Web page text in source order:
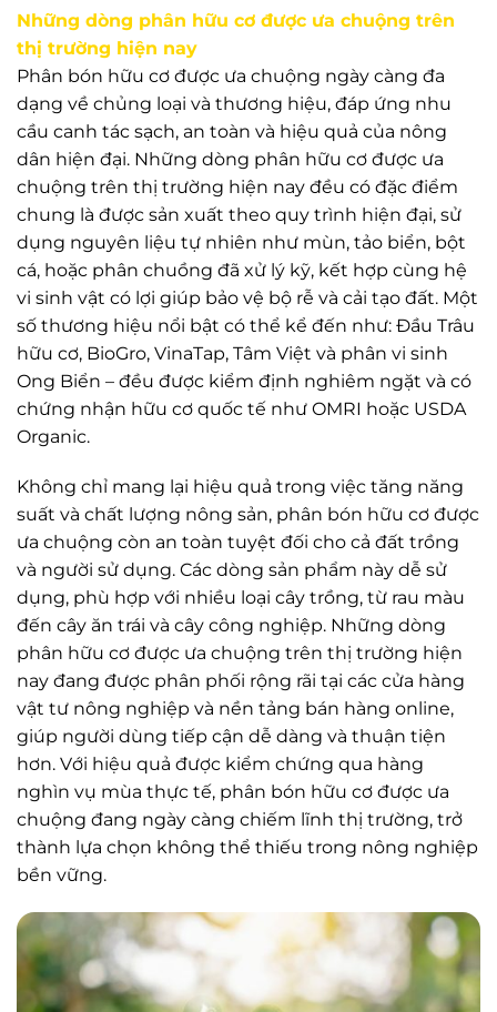
Những dòng phân hữu cơ được ưa chuộng trên
thị trường hiện nay
Phân bón hữu cơ được ưa chuộng ngày càng đa
dạng về chủng loại và thương hiệu, đáp ứng nhu
cầu canh tác sạch, an toàn và hiệu quả của nông
dân hiện đại. Những dòng phân hữu cơ được ưa
chuộng trên thị trường hiện nay đều có đặc điểm
chung là được sản xuất theo quy trình hiện đại, sử
dụng nguyên liệu tự nhiên như mùn, tảo biển, bột
cá, hoặc phân chuồng đã xử lý kỹ, kết hợp cùng hệ
vi sinh vật có lợi giúp bảo vệ bộ rễ và cải tạo đất. Một
số thương hiệu nổi bật có thể kể đến như: Đầu Trâu
hữu cơ, BioGro, VinaTap, Tâm Việt và phân vi sinh
Ong Biển – đều được kiểm định nghiêm ngặt và có
chứng nhận hữu cơ quốc tế như OMRI hoặc USDA
Organic.
Không chỉ mang lại hiệu quả trong việc tăng năng
suất và chất lượng nông sản, phân bón hữu cơ được
ưa chuộng còn an toàn tuyệt đối cho cả đất trồng
và người sử dụng. Các dòng sản phẩm này dễ sử
dụng, phù hợp với nhiều loại cây trồng, từ rau màu
đến cây ăn trái và cây công nghiệp. Những dòng
phân hữu cơ được ưa chuộng trên thị trường hiện
nay đang được phân phối rộng rãi tại các cửa hàng
vật tư nông nghiệp và nền tảng bán hàng online,
giúp người dùng tiếp cận dễ dàng và thuận tiện
hơn. Với hiệu quả được kiểm chứng qua hàng
nghìn vụ mùa thực tế, phân bón hữu cơ được ưa
chuộng đang ngày càng chiếm lĩnh thị trường, trở
thành lựa chọn không thể thiếu trong nông nghiệp
bền vững.